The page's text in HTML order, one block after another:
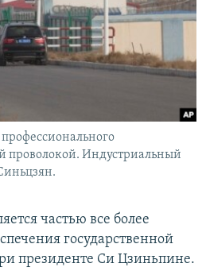
проволокой. Индустриальный
частью все более
государственной
президенте Си Цзиньпине.